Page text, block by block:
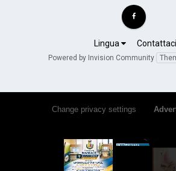
Lingua Contattaci
Powered by Invision Community
Change privacy settings
×